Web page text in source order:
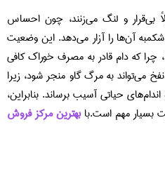
بی‌قرار و لنگ می‌زنند، چون احساس
شکمبه آن‌ها را آزار می‌دهد. این وضعیت
چرا که دام قادر به مصرف خوراک کافی
می‌تواند به مرگ گاو منجر شود، زیرا
حیاتی آسیب برساند. بنابراین،
بسیار مهم است.بابهترین مرکز فروش